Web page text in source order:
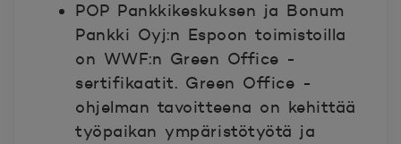
Avautuu uuteen ikkunaan.
Avautuu uuteen ikkunaan.
POP Pankkikeskuksen ja Bonum
Pankki Oyj:n Espoon toimistoilla
on WWF:n Green Office -
sertifikaatit. Green Office -
ohjelman tavoitteena on kehittää
työpaikan ympäristötyötä ja